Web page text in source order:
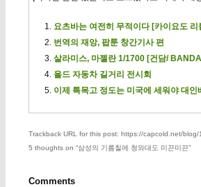
요츠바는 여전히 무적이다 [카이요도 리
번역의 재앙, 팝툰 창간기사 편
살라미스, 마젤란 1/1700 [건담/
올드 자동차 길거리 전시회
이제 특목고 정도는 미국에 세워야 대인
Trackback URL for this post: https://capcold.net/blog/
5 thoughts on “삼성의 기름칠에 청와대도 미끈미끈”
Comments